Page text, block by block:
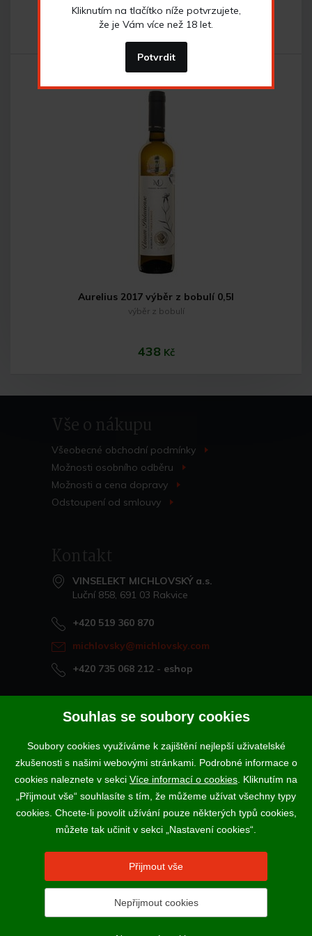
438 Kč
Do košíku
Aurelius 2017 výběr z bobulí 0,5l
výběr z bobulí
438 Kč
Do košíku
Vše o nákupu
Všeobecné obchodní podmínky
Možnosti osobního odběru
Možnosti a cena dopravy
Odstoupení od smlouvy
Kontakt
VINSELEKT MICHLOVSKÝ a.s.
Luční 858, 691 03 Rakvice
+420 519 360 870
michlovsky@michlovsky.com
+420 735 068 212 - eshop
Naše vína offline
Vinotéka Rakvice
>
Vinotéky a degustační centra
>
Podle zákona o evidenci tržeb je prodávající povinen vystavit
kupujícímu účtenku. Zároveň je povinen zaevidovat přijatou tržbu u
správce daně online; v případě technického výpadku pak nejpozději do
Vína a sekty prodáváme výhradně osobám starším 18-ti let.
2017 - 2026 © VINSELEKT MICHLOVSKÝ a.s. |
Kliknutím na tlačítko níže potvrzujete,
že je Vám více než 18 let.
Potvrdit
Souhlas se soubory cookies
Soubory cookies využíváme k zajištění nejlepší uživatelské
zkušenosti s našimi webovými stránkami. Podrobné informace o
cookies naleznete v sekci Více informací o cookies . Kliknutím na
„Přijmout vše“ souhlasíte s tím, že můžeme užívat všechny typy
cookies. Chcete-li povolit užívání pouze některých typů cookies,
můžete tak učinit v sekci „Nastavení cookies“.
Přijmout vše
Nepřijmout cookies